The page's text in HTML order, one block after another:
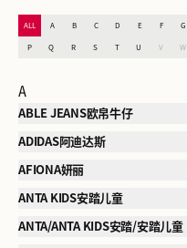
ALL A B C D E F G
P Q R S T U V W
A
ABLE JEANS欧帛牛仔
ADIDAS阿迪达斯
AFIONA妍丽
ANTA KIDS安踏儿童
ANTA/ANTA KIDS安踏/安踏儿童